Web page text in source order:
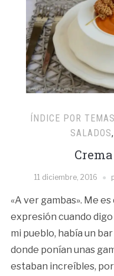
ÍNDICE POR TEMAS
SALADOS,
11 diciembre, 2016
«A ver gambas». Me
expresión cuando digo
mi pueblo, había un
donde ponían unas
estaban increíbles,